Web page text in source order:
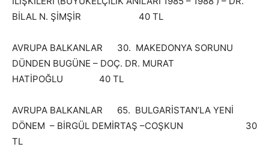
BİLAL N. ŞİMŞİR 40 TL
AVRUPA BALKANLAR 30. MAKEDONYA SORUNU
DÜNDEN BUGÜNE – DOÇ. DR. MURAT
HATİPOĞLU 40 TL
AVRUPA BALKANLAR 65. BULGARİSTAN’LA YENİ
DÖNEM – BİRGÜL DEMİRTAŞ –COŞKUN 30
TL